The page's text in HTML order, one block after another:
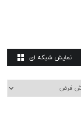
نمایش شبکه ای